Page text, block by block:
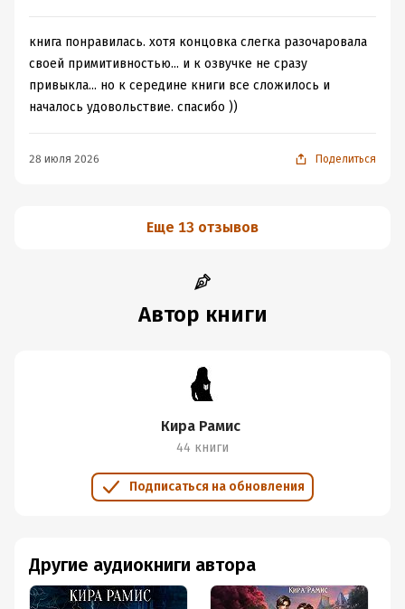
книга понравилась. хотя концовка слегка разочаровала
своей примитивностью... и к озвучке не сразу
привыкла... но к середине книги все сложилось и
началось удовольствие. спасибо ))
28 июля 2026 Поделиться
Еще 13 отзывов
Автор книги
Кира Рамис
44 книги
Подписаться на обновления
Другие аудиокниги автора